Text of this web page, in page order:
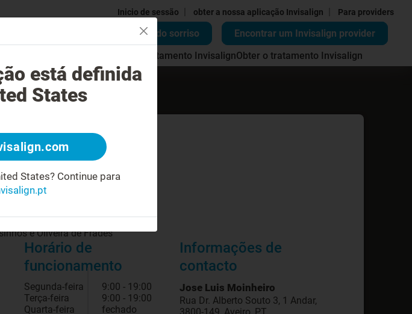
Inicio de sessão obter a nossa aplicação Invisalign Para providers
Avaliação do sorriso
Encontrar um Invisalign provider
Custo do tratamento InvisalignObter o tratamento Invisalign
Horário de
funcionamento
Segunda-feira
9:00 - 19:00
Terça-feira
9:00 - 19:00
Quarta-feira
fechado
Informações de
contacto
Jose Luis Moinheiro
Rua Dr. Alberto Souto 3, 1 Andar,
está definida
States
States? Continue para